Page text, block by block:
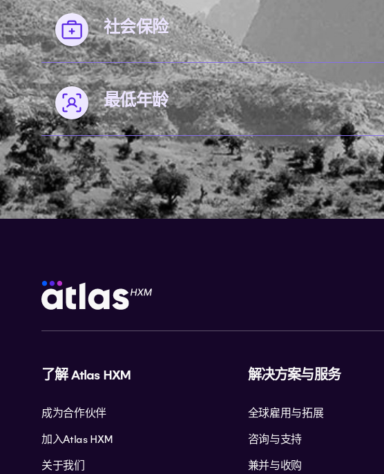
社会保险
最低年龄
了解 Atlas HXM
成为合作伙伴
加入Atlas HXM
关于我们
解决方案与服务
全球雇用与拓展
咨询与支持
兼并与收购